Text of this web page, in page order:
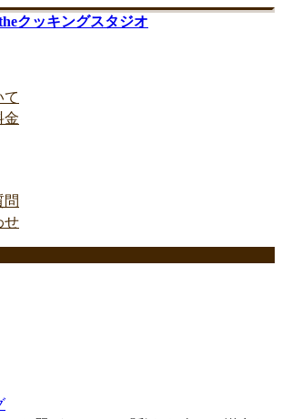
金
問
せ